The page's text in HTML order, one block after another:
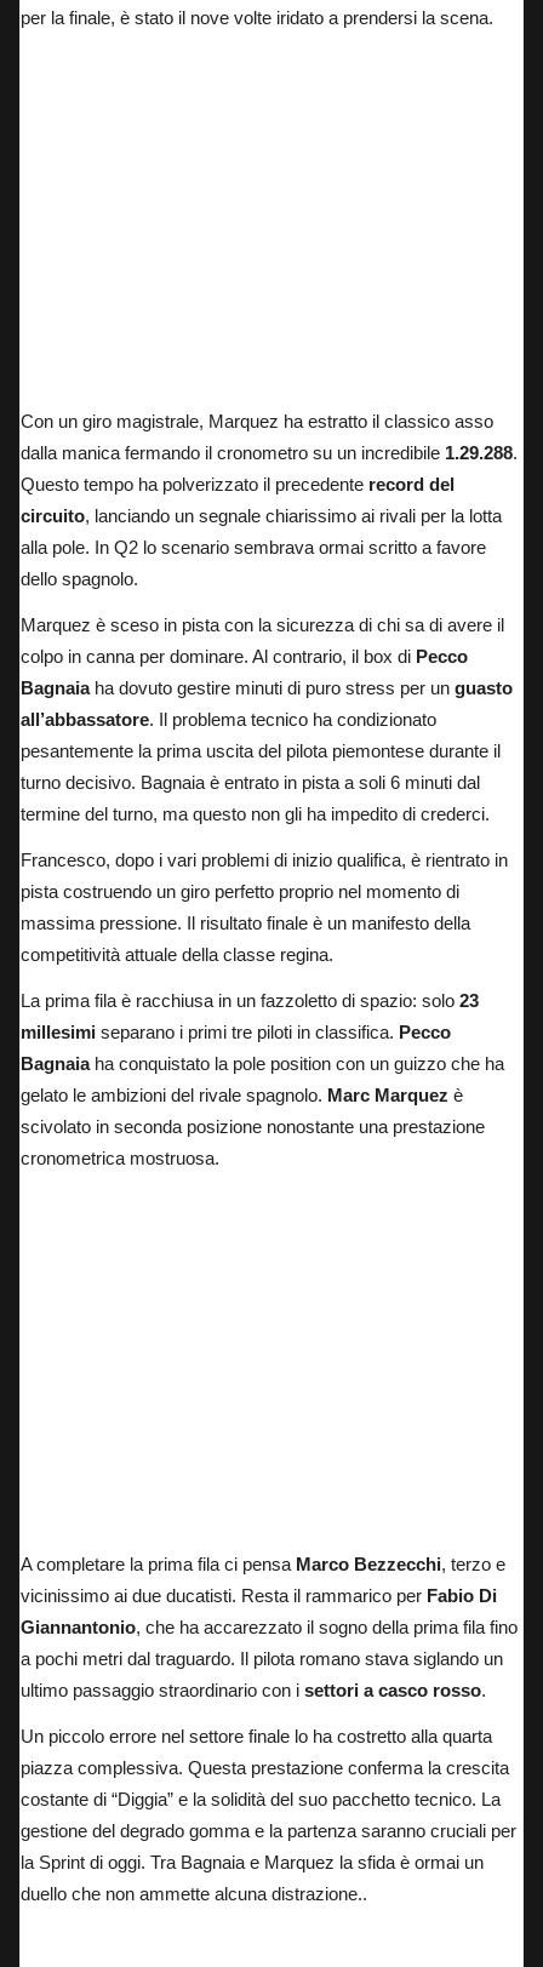
per la finale, è stato il nove volte iridato a prendersi la scena.
Con un giro magistrale, Marquez ha estratto il classico asso
dalla manica fermando il cronometro su un incredibile 1.29.288.
Questo tempo ha polverizzato il precedente record del
circuito, lanciando un segnale chiarissimo ai rivali per la lotta
alla pole. In Q2 lo scenario sembrava ormai scritto a favore
dello spagnolo.
Marquez è sceso in pista con la sicurezza di chi sa di avere il
colpo in canna per dominare. Al contrario, il box di Pecco
Bagnaiaha dovuto gestire minuti di puro stress per un guasto
all’abbassatore. Il problema tecnico ha condizionato
pesantemente la prima uscita del pilota piemontese durante il
turno decisivo. Bagnaia è entrato in pista a soli 6 minuti dal
termine del turno, ma questo non gli ha impedito di crederci.
Francesco, dopo i vari problemi di inizio qualifica, è rientrato in
pista costruendo un giro perfetto proprio nel momento di
massima pressione. Il risultato finale è un manifesto della
competitività attuale della classe regina.
La prima fila è racchiusa in un fazzoletto di spazio: solo 23
millesimi separano i primi tre piloti in classifica. Pecco
Bagnaiaha conquistato la pole position con un guizzo che ha
gelato le ambizioni del rivale spagnolo. Marc Marquez è
scivolato in seconda posizione nonostante una prestazione
cronometrica mostruosa.
A completare la prima fila ci pensa Marco Bezzecchi, terzo e
vicinissimo ai due ducatisti. Resta il rammarico per Fabio Di
Giannantonio, che ha accarezzato il sogno della prima fila fino
a pochi metri dal traguardo. Il pilota romano stava siglando un
ultimo passaggio straordinario con i settori a casco rosso.
Un piccolo errore nel settore finale lo ha costretto alla quarta
piazza complessiva. Questa prestazione conferma la crescita
costante di “Diggia” e la solidità del suo pacchetto tecnico. La
gestione del degrado gomma e la partenza saranno cruciali per
la Sprint di oggi. Tra Bagnaia e Marquez la sfida è ormai un
duello che non ammette alcuna distrazione..